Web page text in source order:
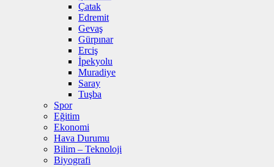
Çatak
Edremit
Gevaş
Gürpınar
Erciş
İpekyolu
Muradiye
Saray
Tuşba
Spor
Eğitim
Ekonomi
Hava Durumu
Bilim – Teknoloji
Biyografi